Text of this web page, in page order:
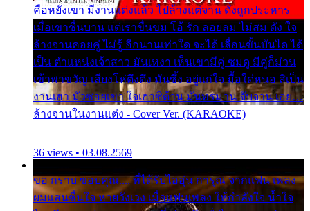
คือหยังเขา มีงานแต่งแล้ว ไปล้างแต่จาน ดั่งถูกประหาร
เมื่อเขาชื่นบาน แต่เราขื่นขม โอ้ รัก ลอยลม ไม่สม ดัง ใจ
ล้างจานคอยคู่ ไม่รู้ อีกนานเท่าใด จะได้ เลื่อนขั้นบันได ได้
เป็น ตำแหน่งเจ้าสาว มันเหงา เห็นเขามีคู่ ซมดู มีคู่ก็ม่วน
เข้าพาขวัญ เสียงโห่ตึงตึง มันซึ้ง อยู่แก่ใจ มื้อใด๋หนอ สิเป็น
งานเฮา มัวซอยเขา ใจเฮาซิด้าน มันทรมาน จับจาน เอย…
ล้างจานในงานแต่ง - Cover Ver. (KARAOKE)
36 views • 03.08.2569
ขอ กราบ ขอบคุณ.... ที่ได้รับไออุ่น การุณ จากแฟน เพลง
ผมแสนชื่นใจ หายวังเวง เมื่อแฟนเพลง ให้กำลังใจ น้ำใจ